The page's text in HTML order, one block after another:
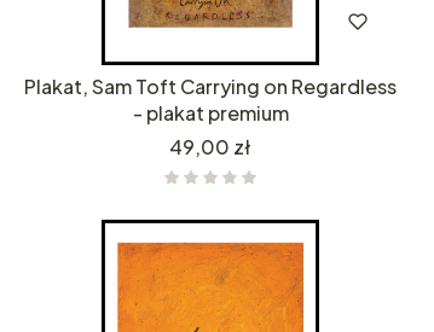
Plakat, Sam Toft Carrying on Regardless
- plakat premium
Cena
49,00 zł